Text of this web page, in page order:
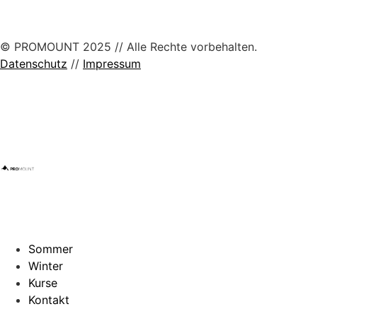
© PROMOUNT 2025 // Alle Rechte vorbehalten.
Datenschutz // Impressum
Sommer
Winter
Kurse
Kontakt